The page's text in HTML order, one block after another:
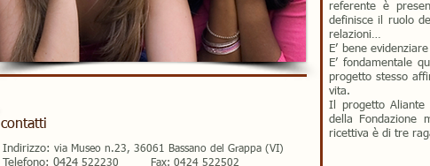
referente è
definisce il ruolo
relazioni…
E’ bene
E’ fondamentale
progetto stesso
vita.
Il progetto Aliante
della Fondazione
ricettiva è di tre
contatti
Indirizzo: via Museo n.23, 36061 Bassano del Grappa (VI)
Telefono: 0424 522230 Fax: 0424 522502